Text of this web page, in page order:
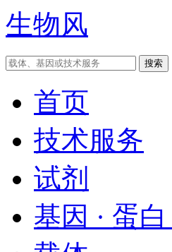
生物风
首页
技术服务
试剂
基因 · 蛋